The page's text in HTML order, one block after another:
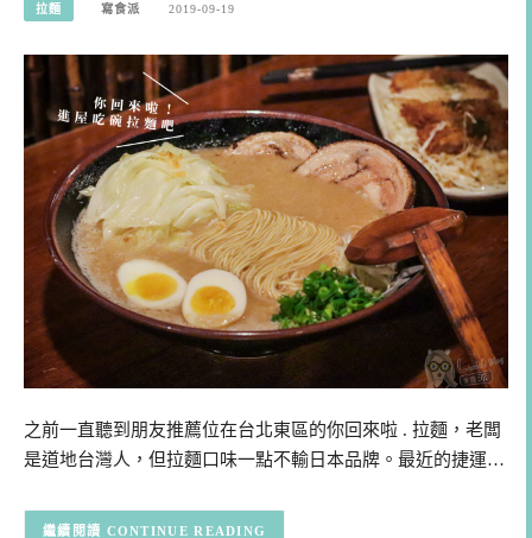
拉麵 寫食派 2019-09-19
之前一直聽到朋友推薦位在台北東區的你回來啦 . 拉麵，老闆
是道地台灣人，但拉麵口味一點不輸日本品牌。最近的捷運…
CONTINUE READING